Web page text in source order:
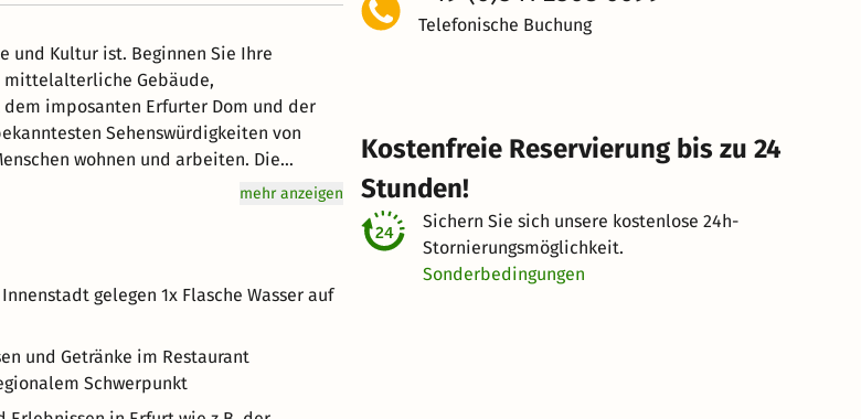
und Kultur ist. Beginnen Sie Ihre
mittelalterliche Gebäude,
imposanten Erfurter Dom und der
Sehenswürdigkeiten von
wohnen und arbeiten. Die
und Geschäfte. Der Erfurter Dom
mehr anzeigen
gelegen 1x Flasche Wasser auf
und Getränke im Restaurant
Schwerpunkt
Telefonische Buchung
Kostenfreie Reservierung bis zu 24
Stunden!
Sichern Sie sich unsere kostenlose 24h-
Stornierungsmöglichkeit.
Sonderbedingungen